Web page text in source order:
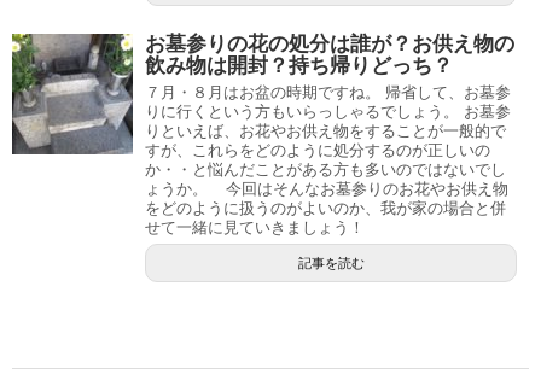
お墓参りの花の処分は誰が？お供え物の
飲み物は開封？持ち帰りどっち？
７月・８月はお盆の時期ですね。 帰省して、お墓参
りに行くという方もいらっしゃるでしょう。 お墓参
りといえば、お花やお供え物をすることが一般的で
すが、これらをどのように処分するのが正しいの
か・・と悩んだことがある方も多いのではないでし
ょうか。 今回はそんなお墓参りのお花やお供え物
をどのように扱うのがよいのか、我が家の場合と併
せて一緒に見ていきましょう！
記事を読む